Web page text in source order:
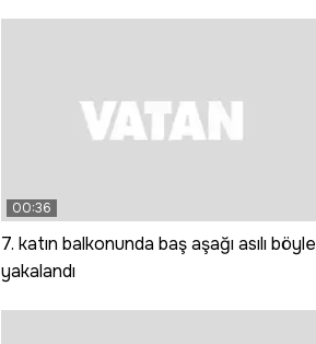
00:36
7. katın balkonunda baş aşağı asılı böyle
yakalandı